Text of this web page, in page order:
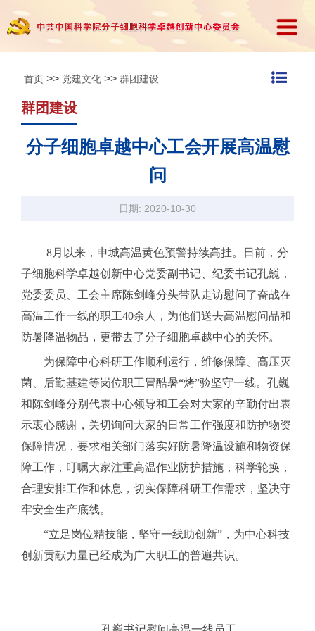
首页 >> 党建文化 >> 群团建设
群团建设
分子细胞卓越中心工会开展高温慰
问
日期: 2020-10-30
8月以来，申城高温黄色预警持续高挂。日前，分
子细胞科学卓越创新中心党委副书记、纪委书记孔巍，
党委委员、工会主席陈剑峰分头带队走访慰问了奋战在
高温工作一线的职工40余人，为他们送去高温慰问品和
防暑降温物品，更带去了分子细胞卓越中心的关怀。
为保障中心科研工作顺利运行，维修保障、高压灭
菌、后勤基建等岗位职工冒酷暑“烤”验坚守一线。孔巍
和陈剑峰分别代表中心领导和工会对大家的辛勤付出表
示衷心感谢，关切询问大家的日常工作强度和防护物资
保障情况，要求相关部门落实好防暑降温设施和物资保
障工作，叮嘱大家注重高温作业防护措施，科学轮换，
合理安排工作和休息，切实保障科研工作需求，坚决守
牢安全生产底线。
“立足岗位精技能，坚守一线助创新”，为中心科技
创新贡献力量已经成为广大职工的普遍共识。